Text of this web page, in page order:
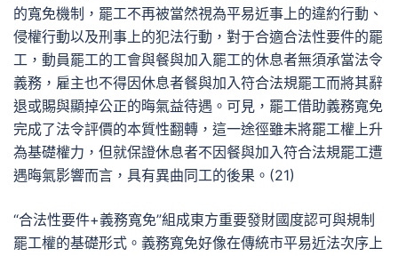
的寬免機制，罷工不再被當然視為平易近事上的違約行動、
侵權行動以及刑事上的犯法行動，對于合適合法性要件的罷
工，動員罷工的工會與餐與加入罷工的休息者無須承當法令
義務，雇主也不得因休息者餐與加入符合法規罷工而將其辭
退或賜與顯掉公正的晦氣益待遇。可見，罷工借助義務寬免
完成了法令評價的本質性翻轉，這一途徑雖未將罷工權上升
為基礎權力，但就保證休息者不因餐與加入符合法規罷工遭
遇晦氣影響而言，具有異曲同工的後果。(21)
“合法性要件+義務寬免”組成東方重要發財國度認可與規制
罷工權的基礎形式。義務寬免好像在傳統市平易近法次序上